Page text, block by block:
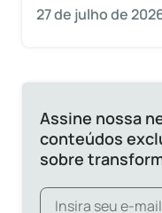
27 de julho de
Assine nossa
conteúdos
sobre